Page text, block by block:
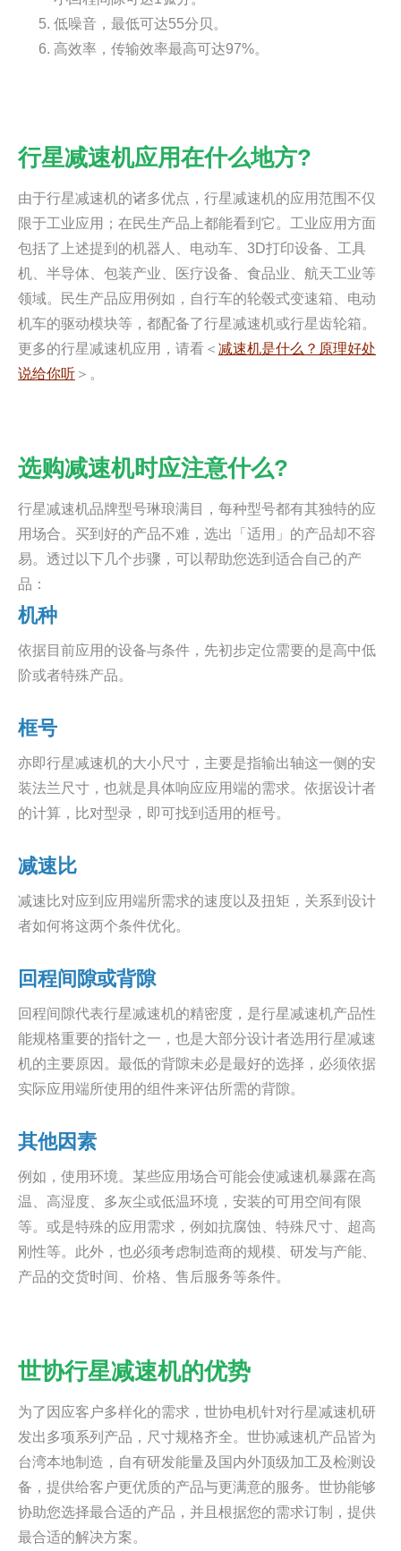
低噪音，最低可达55分贝。
高效率，传输效率最高可达97%。
行星减速机应用在什么地方?
由于行星减速机的诸多优点，行星减速机的应用范围不仅
限于工业应用；在民生产品上都能看到它。工业应用方面
包括了上述提到的机器人、电动车、3D打印设备、工具
机、半导体、包装产业、医疗设备、食品业、航天工业等
领域。民生产品应用例如，自行车的轮毂式变速箱、电动
机车的驱动模块等，都配备了行星减速机或行星齿轮箱。
更多的行星减速机应用，请看＜ 减速机是什么？原理好处
说给你听 ＞。
选购减速机时应注意什么?
行星减速机品牌型号琳琅满目，每种型号都有其独特的应
用场合。买到好的产品不难，选出「适用」的产品却不容
易。透过以下几个步骤，可以帮助您选到适合自己的产
品：
机种
依据目前应用的设备与条件，先初步定位需要的是高中低
阶或者特殊产品。
框号
亦即行星减速机的大小尺寸，主要是指输出轴这一侧的安
装法兰尺寸，也就是具体响应应用端的需求。依据设计者
的计算，比对型录，即可找到适用的框号。
减速比
减速比对应到应用端所需求的速度以及扭矩，关系到设计
者如何将这两个条件优化。
回程间隙或背隙
回程间隙代表行星减速机的精密度，是行星减速机产品性
能规格重要的指针之一，也是大部分设计者选用行星减速
机的主要原因。最低的背隙未必是最好的选择，必须依据
实际应用端所使用的组件来评估所需的背隙。
其他因素
例如，使用环境。某些应用场合可能会使减速机暴露在高
温、高湿度、多灰尘或低温环境，安装的可用空间有限
等。或是特殊的应用需求，例如抗腐蚀、特殊尺寸、超高
刚性等。此外，也必须考虑制造商的规模、研发与产能、
产品的交货时间、价格、售后服务等条件。
世协行星减速机的优势
为了因应客户多样化的需求，世协电机针对行星减速机研
发出多项系列产品，尺寸规格齐全。世协减速机产品皆为
台湾本地制造，自有研发能量及国内外顶级加工及检测设
备，提供给客户更优质的产品与更满意的服务。世协能够
协助您选择最合适的产品，并且根据您的需求订制，提供
最合适的解决方案。